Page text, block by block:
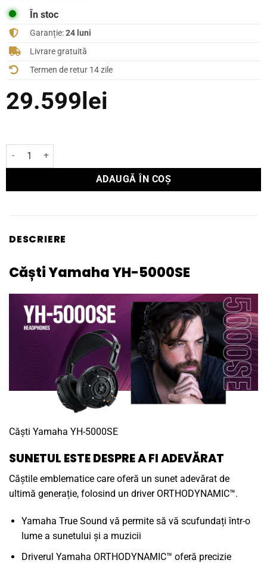
În stoc
Garanție:24 luni
Livrare gratuită
Termen de retur 14 zile
29.599lei
Cantitate Căști Yamaha YH-5000SE
ADAUGĂ ÎN COȘ
DESCRIERE
Căști Yamaha YH-5000SE
Căști Yamaha YH-5000SE
SUNETUL ESTE DESPRE A FI ADEVĂRAT
Căștile emblematice care oferă un sunet adevărat de
ultimă generație, folosind un driver ORTHODYNAMIC™.
Yamaha True Sound vă permite să vă scufundați într-o
lume a sunetului și a muzicii
Driverul Yamaha ORTHODYNAMIC™ oferă precizie